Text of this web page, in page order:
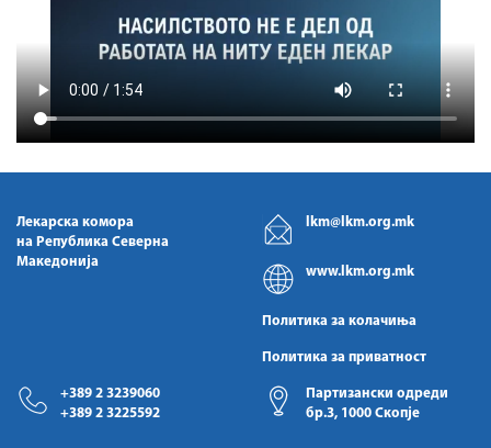
Лекарска комора
на Република Северна
Македонија
lkm@lkm.org.mk
www.lkm.org.mk
Политика за колачиња
Политика за приватност
+389 2 3239060
+389 2 3225592
Партизански одреди
бр.3, 1000 Скопје